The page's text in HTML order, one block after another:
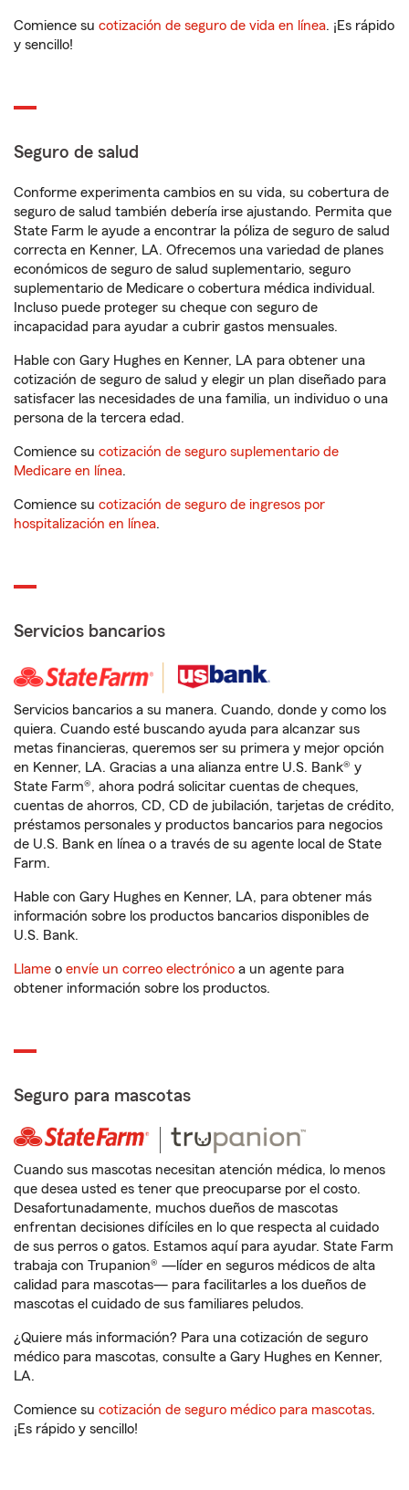
Comience su cotización de seguro de vida en línea. ¡Es rápido
y sencillo!
Seguro de salud
Conforme experimenta cambios en su vida, su cobertura de
seguro de salud también debería irse ajustando. Permita que
State Farm le ayude a encontrar la póliza de seguro de salud
correcta en Kenner, LA. Ofrecemos una variedad de planes
económicos de seguro de salud suplementario, seguro
suplementario de Medicare o cobertura médica individual.
Incluso puede proteger su cheque con seguro de
incapacidad para ayudar a cubrir gastos mensuales.
Hable con Gary Hughes en Kenner, LA para obtener una
cotización de seguro de salud y elegir un plan diseñado para
satisfacer las necesidades de una familia, un individuo o una
persona de la tercera edad.
Comience su cotización de seguro suplementario de
Medicare en línea.
Comience su cotización de seguro de ingresos por
hospitalización en línea.
Servicios bancarios
Servicios bancarios a su manera. Cuando, donde y como los
quiera. Cuando esté buscando ayuda para alcanzar sus
metas financieras, queremos ser su primera y mejor opción
en Kenner, LA. Gracias a una alianza entre U.S. Bank® y
State Farm®, ahora podrá solicitar cuentas de cheques,
cuentas de ahorros, CD, CD de jubilación, tarjetas de crédito,
préstamos personales y productos bancarios para negocios
de U.S. Bank en línea o a través de su agente local de State
Farm.
Hable con Gary Hughes en Kenner, LA, para obtener más
información sobre los productos bancarios disponibles de
U.S. Bank.
Llame o envíe un correo electrónico a un agente para
obtener información sobre los productos.
Seguro para mascotas
Cuando sus mascotas necesitan atención médica, lo menos
que desea usted es tener que preocuparse por el costo.
Desafortunadamente, muchos dueños de mascotas
enfrentan decisiones difíciles en lo que respecta al cuidado
de sus perros o gatos. Estamos aquí para ayudar. State Farm
trabaja con Trupanion® —líder en seguros médicos de alta
calidad para mascotas— para facilitarles a los dueños de
mascotas el cuidado de sus familiares peludos.
¿Quiere más información? Para una cotización de seguro
médico para mascotas, consulte a Gary Hughes en Kenner,
LA.
Comience su cotización de seguro médico para mascotas.
¡Es rápido y sencillo!